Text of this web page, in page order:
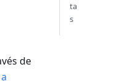
de
ta
s